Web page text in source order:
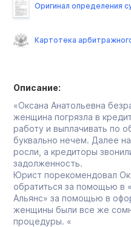
Описание:
«Оксана Анатольевна
женщина погрязла в
работу и выплачивать по
буквально нечем. Далее
росли, а кредиторы
задолженность.
Юрист порекомендовал
обратиться за помощью в
Альянс» за помощью в
женщины были все же
процедуры. «
Оригинал определения
Картотека